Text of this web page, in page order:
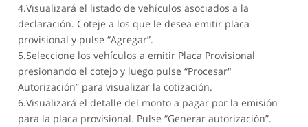
4.Visualizará el listado de vehículos asociados a la
declaración. Coteje a los que le desea emitir placa
provisional y pulse “Agregar”.
5.Seleccione los vehículos a emitir Placa Provisional
presionando el cotejo y luego pulse “Procesar"
Autorización” para visualizar la cotización.
6.Visualizará el detalle del monto a pagar por la emisión
para la placa provisional. Pulse “Generar autorización”.